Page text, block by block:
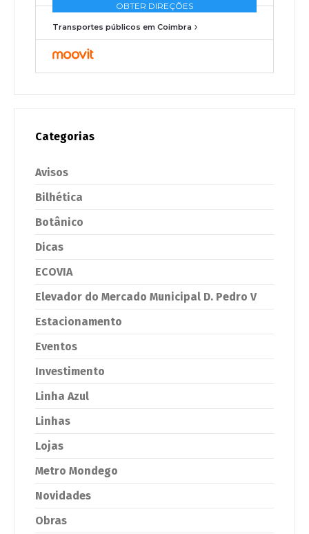
Transportes públicos em Coimbra
Categorias
Avisos
Bilhética
Botânico
Dicas
ECOVIA
Elevador do Mercado Municipal D. Pedro V
Estacionamento
Eventos
Investimento
Linha Azul
Linhas
Lojas
Metro Mondego
Novidades
Obras